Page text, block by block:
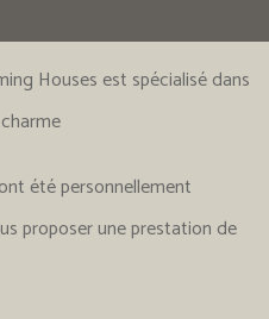
Houses est spécialisé dans
été personnellement
proposer une prestation de